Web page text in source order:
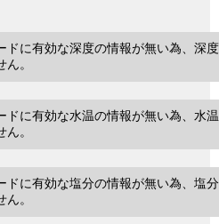
ドに有効な深度の情報が無い為、深
。
ドに有効な水温の情報が無い為、水
。
ドに有効な塩分の情報が無い為、塩
。